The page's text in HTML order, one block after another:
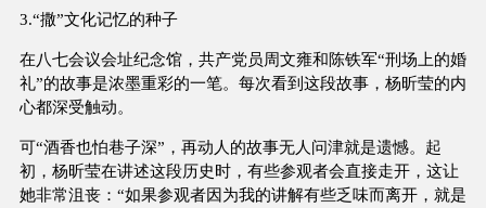
3.“撒”文化记忆的种子
在八七会议会址纪念馆，共产党员周文雍和陈铁军“刑场上的婚
礼”的故事是浓墨重彩的一笔。每次看到这段故事，杨昕莹的内
心都深受触动。
可“酒香也怕巷子深”，再动人的故事无人问津就是遗憾。起
初，杨昕莹在讲述这段历史时，有些参观者会直接走开，这让
她非常沮丧：“如果参观者因为我的讲解有些乏味而离开，就是